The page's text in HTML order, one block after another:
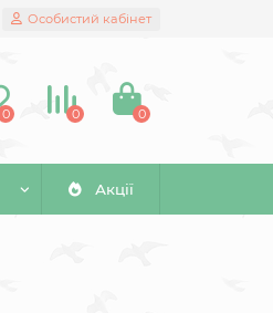
Особистий кабінет
0 0 0
Акції